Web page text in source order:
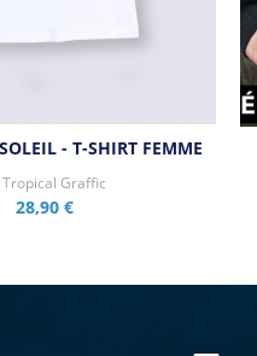
- T-SHIRT FEMME
Tropical Graffic
28,90 €